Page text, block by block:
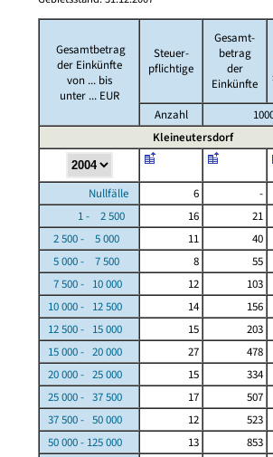
Gesamtbetrag
der Einkünfte
von ... bis
unter ... EUR
Steuer-
pflichtige
Gesamt-
betrag
der
Einkünfte
Anzahl
Kleineutersdorf
Nullfälle 6 -
1 - 2 500
16 21
2 500 - 5 000
11 40
5 000 - 7 500
8 55
7 500 - 10 000
12 103
10 000 - 12 500
14 156
12 500 - 15 000
15 203
15 000 - 20 000
27 478
20 000 - 25 000
15 334
25 000 - 37 500
17 507
37 500 - 50 000
12 523
50 000 - 125 000
13 853